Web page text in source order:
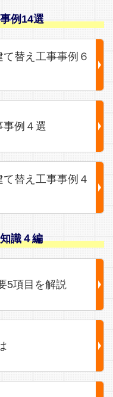
例14選
替え工事事例６
例４選
替え工事事例４
識４編
5項目を解説